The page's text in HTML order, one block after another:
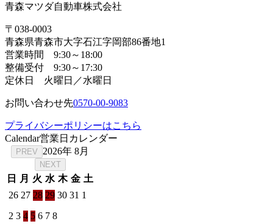
青森マツダ自動車株式会社
〒038-0003
青森県青森市大字石江字岡部86番地1
営業時間 9:30～18:00
整備受付 9:30～17:30
定休日 火曜日／水曜日
お問い合わせ先0570-00-9083
プライバシーポリシーはこちら
Calendar営業日カレンダー
PREV 2026年 8月
NEXT
日 月 火 水 木 金 土
26 27 28 29 30 31 1
2 3 4 5 6 7 8